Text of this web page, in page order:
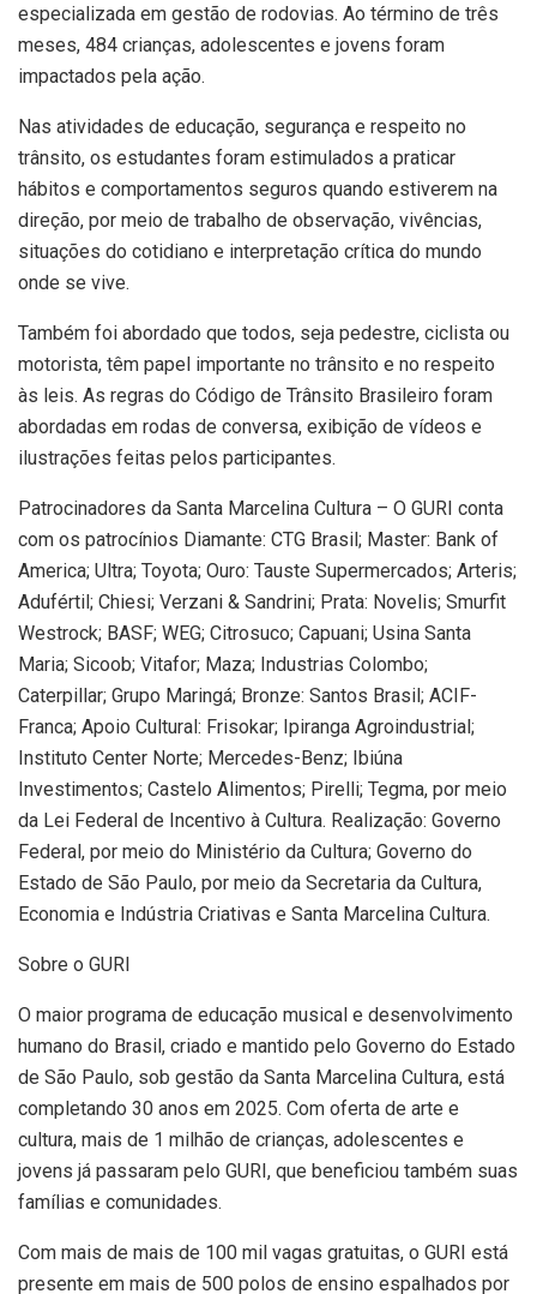
especializada em gestão de rodovias. Ao término de três
meses, 484 crianças, adolescentes e jovens foram
impactados pela ação.
Nas atividades de educação, segurança e respeito no
trânsito, os estudantes foram estimulados a praticar
hábitos e comportamentos seguros quando estiverem na
direção, por meio de trabalho de observação, vivências,
situações do cotidiano e interpretação crítica do mundo
onde se vive.
Também foi abordado que todos, seja pedestre, ciclista ou
motorista, têm papel importante no trânsito e no respeito
às leis. As regras do Código de Trânsito Brasileiro foram
abordadas em rodas de conversa, exibição de vídeos e
ilustrações feitas pelos participantes.
Patrocinadores da Santa Marcelina Cultura – O GURI conta
com os patrocínios Diamante: CTG Brasil; Master: Bank of
America; Ultra; Toyota; Ouro: Tauste Supermercados; Arteris;
Adufértil; Chiesi; Verzani & Sandrini; Prata: Novelis; Smurfit
Westrock; BASF; WEG; Citrosuco; Capuani; Usina Santa
Maria; Sicoob; Vitafor; Maza; Industrias Colombo;
Caterpillar; Grupo Maringá; Bronze: Santos Brasil; ACIF-
Franca; Apoio Cultural: Frisokar; Ipiranga Agroindustrial;
Instituto Center Norte; Mercedes-Benz; Ibiúna
Investimentos; Castelo Alimentos; Pirelli; Tegma, por meio
da Lei Federal de Incentivo à Cultura. Realização: Governo
Federal, por meio do Ministério da Cultura; Governo do
Estado de São Paulo, por meio da Secretaria da Cultura,
Economia e Indústria Criativas e Santa Marcelina Cultura.
Sobre o GURI
O maior programa de educação musical e desenvolvimento
humano do Brasil, criado e mantido pelo Governo do Estado
de São Paulo, sob gestão da Santa Marcelina Cultura, está
completando 30 anos em 2025. Com oferta de arte e
cultura, mais de 1 milhão de crianças, adolescentes e
jovens já passaram pelo GURI, que beneficiou também suas
famílias e comunidades.
Com mais de mais de 100 mil vagas gratuitas, o GURI está
presente em mais de 500 polos de ensino espalhados por